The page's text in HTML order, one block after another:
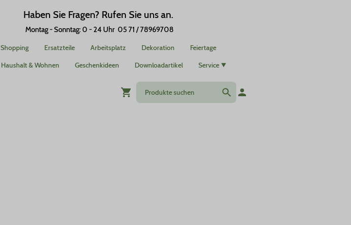
Haben Sie Fragen? Rufen Sie uns an.
Montag - Sonntag: 0 - 24 Uhr 05 71 / 78969708
Shopping Ersatzteile Arbeitsplatz Dekoration
Feiertage
Haushalt & Wohnen Geschenkideen Downloadartikel Service